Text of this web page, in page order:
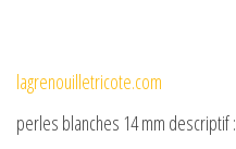
lagrenouilletricote.com
perles blanches 14 mm descriptif :